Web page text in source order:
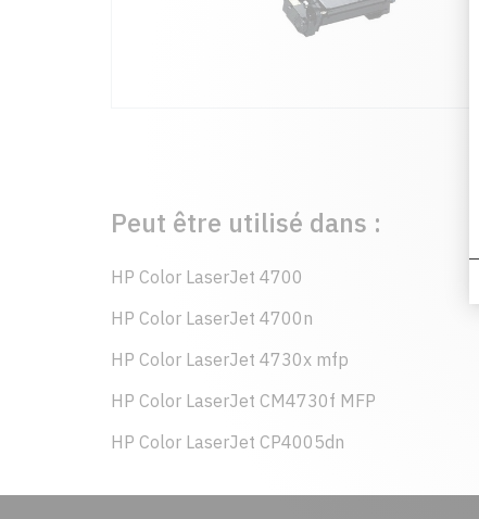
Peut être utilisé dans :
HP Color LaserJet 4700
HP Color LaserJet 4700n
HP Color LaserJet 4730x mfp
HP Color LaserJet CM4730f MFP
HP Color LaserJet CP4005dn